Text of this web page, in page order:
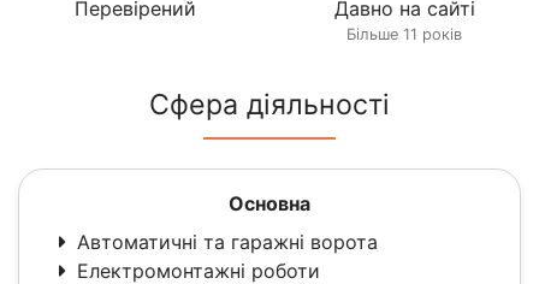
Перевірений Давно на сайті
Більше 11 років
Сфера діяльності
Основна
Автоматичні та гаражні ворота
Електромонтажні роботи